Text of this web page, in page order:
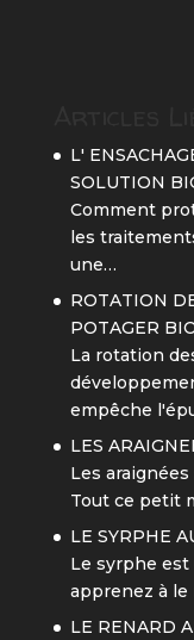
L'
SOLUTION
Comment
les
une…
ROTATION
POTAGER
La rotation
empêche
LES
Les
Tout ce petit
LE SYRPHE
Le syrphe est
apprenez à
LE RENARD